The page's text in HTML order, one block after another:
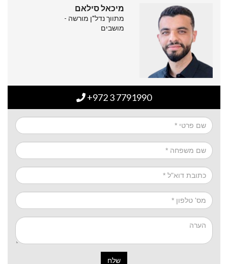
מיכאל סילאם
מתווך נדל"ן מורשה -
מושבים
+972 3 7791990
שלח